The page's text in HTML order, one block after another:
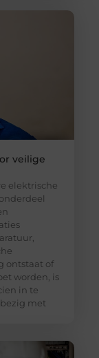
veilige
elektrische
ontstaat of
worden, is
in te
met